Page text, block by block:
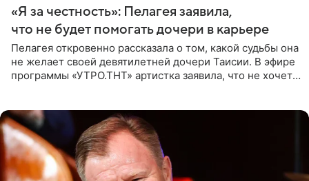
«Я за честность»: Пелагея заявила,
что не будет помогать дочери в карьере
Пелагея откровенно рассказала о том, какой судьбы она
не желает своей девятилетней дочери Таисии. В эфире
программы «УТРО.ТНТ» артистка заявила, что не хочет